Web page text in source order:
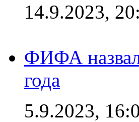
14.9.2023,
ФИФА
года
5.9.2023,